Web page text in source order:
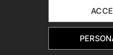
Telefono: +30
Telefono: +30